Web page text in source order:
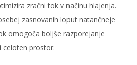
zračni tok v načinu hlajenja.
zasnovanih loput natančneje
omogoča boljše razporejanje
celoten prostor.